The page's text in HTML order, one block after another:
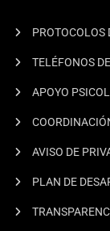
PROTOCOLOS
TELÉFONOS
APOYO
AVISO DE
PLAN DE